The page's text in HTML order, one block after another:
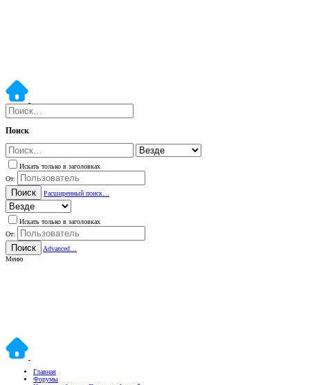
Поиск
Искать только в заголовках
От:
Поиск Расширенный поиск…
Искать только в заголовках
От:
Поиск
Advanced…
Меню
Главная
Форумы